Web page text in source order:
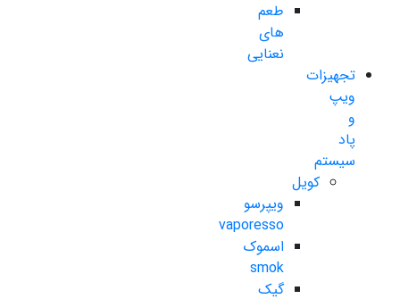
طعم
های
نعنایی
تجهیزات
ویپ
و
پاد
سیستم
کویل
ویپرسو
vaporesso
اسموک
smok
گیک